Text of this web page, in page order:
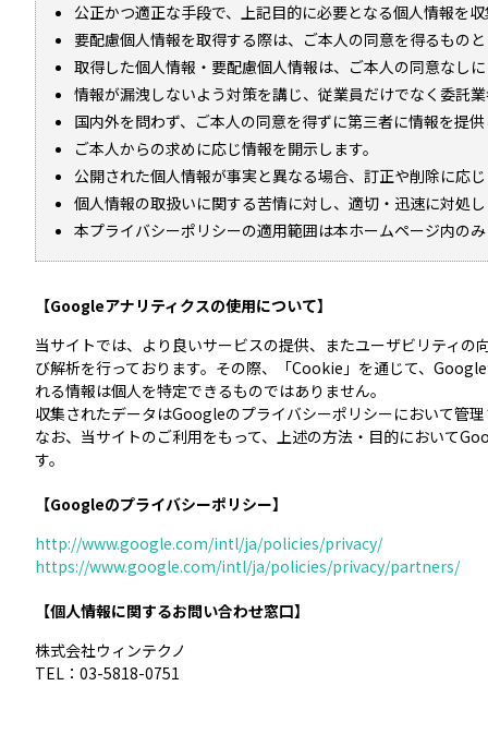
公正かつ適正な手段で、上記目的に必要となる個人情報を
要配慮個人情報を取得する際は、ご本人の同意を得るもの
取得した個人情報・要配慮個人情報は、ご本人の同意なし
情報が漏洩しないよう対策を講じ、従業員だけでなく委託
国内外を問わず、ご本人の同意を得ずに第三者に情報を提
ご本人からの求めに応じ情報を開示します。
公開された個人情報が事実と異なる場合、訂正や削除に応
個人情報の取扱いに関する苦情に対し、適切・迅速に対処
本プライバシーポリシーの適用範囲は本ホームページ内の
【Googleアナリティクスの使用について】
当サイトでは、より良いサービスの提供、またユーザビリティ
び解析を行っております。その際、「Cookie」を通じて、
れる情報は個人を特定できるものではありません。
収集されたデータはGoogleのプライバシーポリシーにおいて管
なお、当サイトのご利用をもって、上述の方法・目的において
す。
【Googleのプライバシーポリシー】
http://www.google.com/intl/ja/policies/privacy/
https://www.google.com/intl/ja/policies/privacy/partners/
【個人情報に関するお問い合わせ窓口】
株式会社ウィンテクノ
TEL：03-5818-0751